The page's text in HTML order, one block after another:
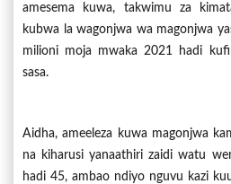
amesema kuwa, takwimu za
kubwa la wagonjwa wa magonjwa
milioni moja mwaka 2021 hadi
sasa.
Aidha, ameeleza kuwa magonjwa
na kiharusi yanaathiri zaidi watu
hadi 45, ambao ndiyo nguvu kazi